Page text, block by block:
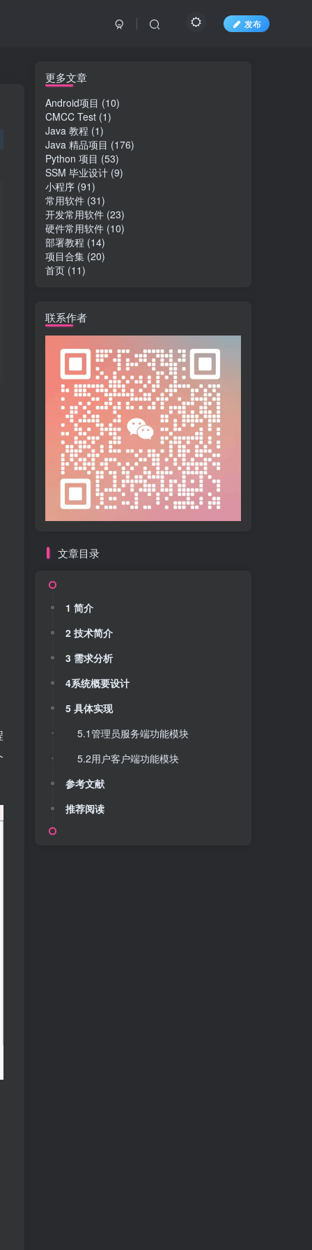
发布
1 简介
2 技术简介
3 需求分析
4系统概要设计
5 具体实现
5.1管理员服务端功能模块
5.2用户客户端功能模块
推荐阅读
更多文章
Android项目 (10)
CMCC Test (1)
Java 教程 (1)
Java 精品项目 (176)
Python 项目 (53)
SSM 毕业设计 (9)
小程序 (91)
常用软件 (31)
开发常用软件 (23)
硬件常用软件 (10)
部署教程 (14)
项目合集 (20)
首页 (11)
联系作者
文章目录
1 简介
2 技术简介
3 需求分析
4系统概要设计
5 具体实现
5.1管理员服务端功能模块
5.2用户客户端功能模块
参考文献
推荐阅读